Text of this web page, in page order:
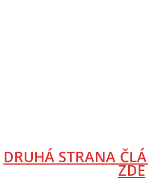
DRUHÁ STRANA
ZDE